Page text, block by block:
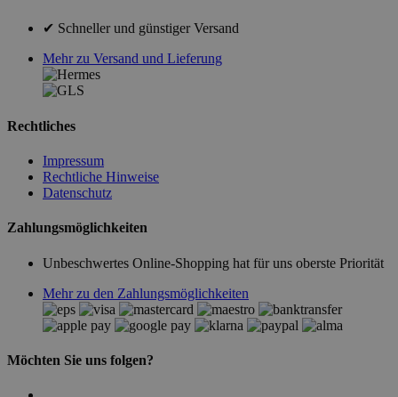
✔ Schneller und günstiger Versand
Mehr zu Versand und Lieferung
Rechtliches
Impressum
Rechtliche Hinweise
Datenschutz
Zahlungsmöglichkeiten
Unbeschwertes Online-Shopping hat für uns oberste Priorität
Mehr zu den Zahlungsmöglichkeiten
Möchten Sie uns folgen?